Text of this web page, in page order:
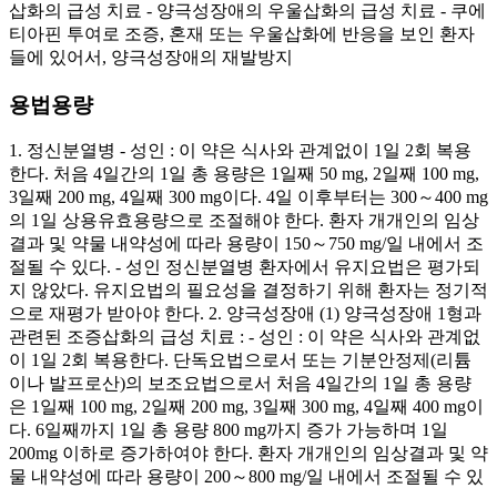
삽화의 급성 치료 - 양극성장애의 우울삽화의 급성 치료 - 쿠에
티아핀 투여로 조증, 혼재 또는 우울삽화에 반응을 보인 환자
들에 있어서, 양극성장애의 재발방지
용법용량
1. 정신분열병 - 성인 : 이 약은 식사와 관계없이 1일 2회 복용
한다. 처음 4일간의 1일 총 용량은 1일째 50 mg, 2일째 100 mg,
3일째 200 mg, 4일째 300 mg이다. 4일 이후부터는 300～400 mg
의 1일 상용유효용량으로 조절해야 한다. 환자 개개인의 임상
결과 및 약물 내약성에 따라 용량이 150～750 mg/일 내에서 조
절될 수 있다. - 성인 정신분열병 환자에서 유지요법은 평가되
지 않았다. 유지요법의 필요성을 결정하기 위해 환자는 정기적
으로 재평가 받아야 한다. 2. 양극성장애 (1) 양극성장애 1형과
관련된 조증삽화의 급성 치료 : - 성인 : 이 약은 식사와 관계없
이 1일 2회 복용한다. 단독요법으로서 또는 기분안정제(리튬
이나 발프로산)의 보조요법으로서 처음 4일간의 1일 총 용량
은 1일째 100 mg, 2일째 200 mg, 3일째 300 mg, 4일째 400 mg이
다. 6일째까지 1일 총 용량 800 mg까지 증가 가능하며 1일
200mg 이하로 증가하여야 한다. 환자 개개인의 임상결과 및 약
물 내약성에 따라 용량이 200～800 mg/일 내에서 조절될 수 있